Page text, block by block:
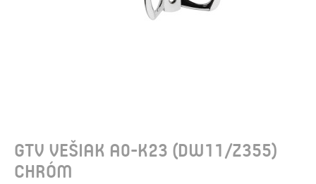
GTV VEŠIAK A0-K23 (DW11/Z355)
CHRÓM